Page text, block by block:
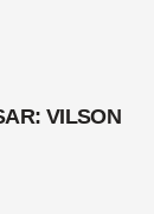
VILSON